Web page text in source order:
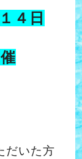
４日
だいた方